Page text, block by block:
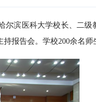
尔滨医科大学校长、二级
报告会。学校200余名师